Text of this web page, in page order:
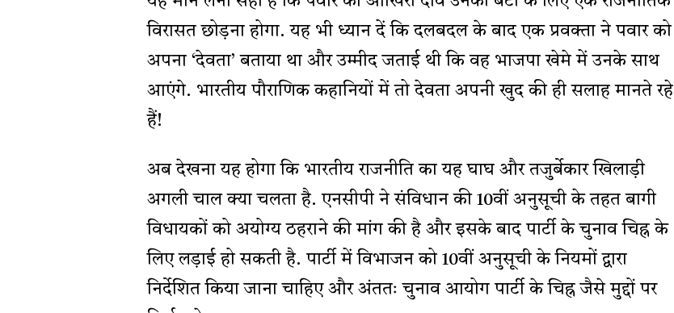
विरासत छोड़ना होगा. यह भी ध्यान दें कि दलबदल के बाद एक प्रवक्ता ने पवार को
अपना ‘देवता’ बताया था और उम्मीद जताई थी कि वह भाजपा खेमे में उनके साथ
आएंगे. भारतीय पौराणिक कहानियों में तो देवता अपनी खुद की ही सलाह मानते रहे
हैं!
अब देखना यह होगा कि भारतीय राजनीति का यह घाघ और तजुर्बेकार खिलाड़ी
अगली चाल क्या चलता है. एनसीपी ने संविधान की 10वीं अनुसूची के तहत बागी
विधायकों को अयोग्य ठहराने की मांग की है और इसके बाद पार्टी के चुनाव चिह्न के
लिए लड़ाई हो सकती है. पार्टी में विभाजन को 10वीं अनुसूची के नियमों द्वारा
निर्देशित किया जाना चाहिए और अंततः चुनाव आयोग पार्टी के चिह्न जैसे मुद्दों पर